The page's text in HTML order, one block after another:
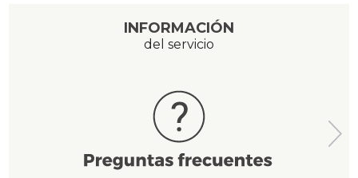
INFORMACIÓN
del servicio